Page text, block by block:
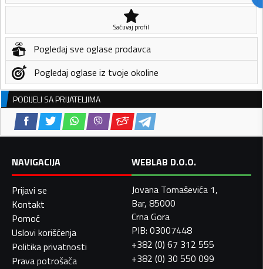
Sačuvaj profil
Pogledaj sve oglase prodavca
Pogledaj oglase iz tvoje okoline
PODIJELI SA PRIJATELJIMA
NAVIGACIJA
Prijavi se
Kontakt
Pomoć
Uslovi korišćenja
Politika privatnosti
Prava potrošača
WEBLAB D.O.O.
Jovana Tomaševića 1,
Bar, 85000
Crna Gora
PIB: 03007448
+382 (0) 67 312 555
+382 (0) 30 550 099